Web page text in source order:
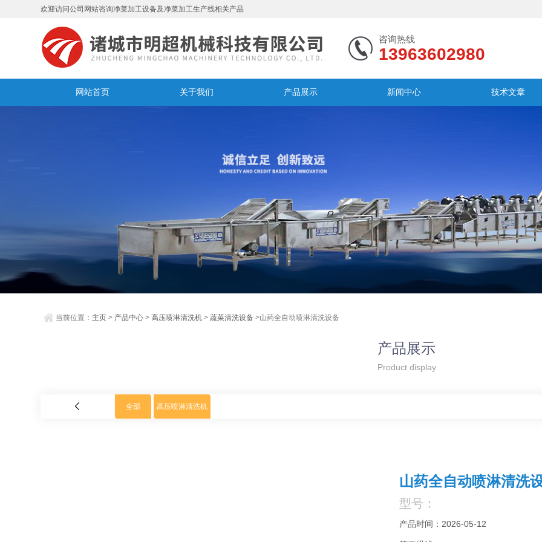
欢迎访问公司网站咨询净菜加工设备及净菜加工生产线相关产品
咨询热线
13963602980
网站首页 关于我们 产品展示 新闻中心 技术文章
当前位置： 主页 > 产品中心 >高压喷淋清洗机 >蔬菜清洗设备 >山药全自动喷淋清洗设备
产品展示
Product display
全部 高压喷淋清洗机
山药全自动喷淋清洗
型号：
产品时间：2026-05-12